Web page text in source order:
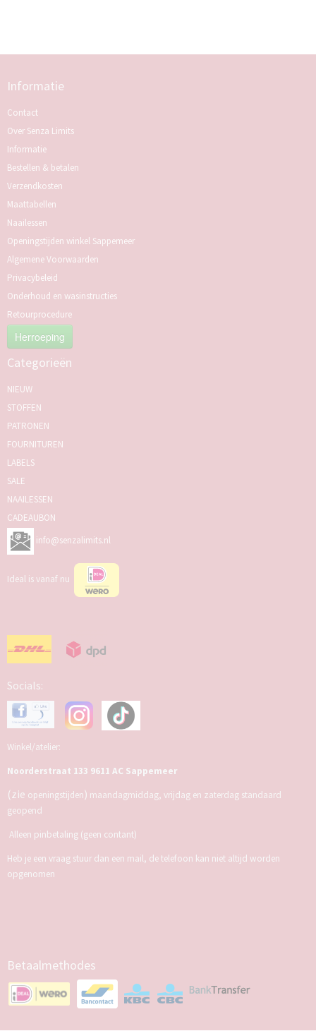
Informatie
Contact
Over Senza Limits
Informatie
Bestellen & betalen
Verzendkosten
Maattabellen
Naailessen
Openingstijden winkel Sappemeer
Algemene Voorwaarden
Privacybeleid
Onderhoud en wasinstructies
Retourprocedure
Herroeping
Categorieën
NIEUW
STOFFEN
PATRONEN
FOURNITUREN
LABELS
SALE
NAAILESSEN
CADEAUBON
info@senzalimits.nl
Ideal is vanaf nu
Socials:
Winkel/atelier:
Noorderstraat 133 9611 AC Sappemeer
(zie openingstijden) maandagmiddag, vrijdag en zaterdag standaard
geopend
Alleen pinbetaling (geen contant)
Heb je een vraag stuur dan een mail, de telefoon kan niet altijd worden
opgenomen
Betaalmethodes